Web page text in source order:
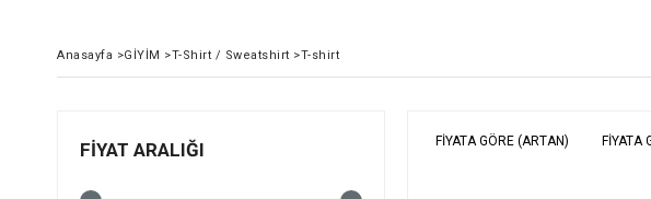
Anasayfa >GİYİM >T-Shirt / Sweatshirt >T-shirt
FIYAT ARALIĞI FIYATA GÖRE (ARTAN) FIYATA